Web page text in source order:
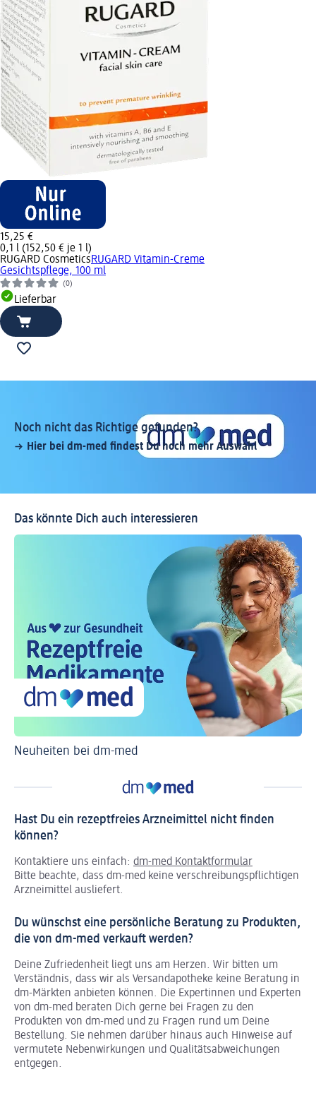
15,25 €
0,1 l (152,50 € je 1 l)
RUGARD CosmeticsRUGARD Vitamin-Creme
Gesichtspflege, 100 ml
(0)
Lieferbar
Noch nicht das Richtige gefunden?
Hier bei dm-med findest Du noch mehr Auswahl
Das könnte Dich auch interessieren
Neuheiten bei dm-med
Hast Du ein rezeptfreies Arzneimittel nicht finden
können?
Kontaktiere uns einfach: dm-med Kontaktformular
Bitte beachte, dass dm-med keine verschreibungspflichtigen
Arzneimittel ausliefert.
Du wünschst eine persönliche Beratung zu Produkten,
die von dm-med verkauft werden?
Deine Zufriedenheit liegt uns am Herzen. Wir bitten um
Verständnis, dass wir als Versandapotheke keine Beratung in
dm-Märkten anbieten können. Die Expertinnen und Experten
von dm-med beraten Dich gerne bei Fragen zu den
Produkten von dm-med und zu Fragen rund um Deine
Bestellung. Sie nehmen darüber hinaus auch Hinweise auf
vermutete Nebenwirkungen und Qualitätsabweichungen
entgegen.